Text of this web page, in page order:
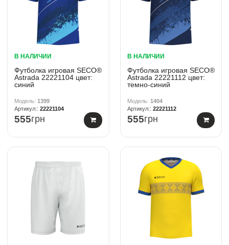
В НАЛИЧИИ
Футболка игровая SECO®
Astrada 22221104 цвет:
синий
1399
22221104
555грн
В НАЛИЧИИ
Футболка игровая SECO®
Astrada 22221112 цвет:
темно-синий
1404
22221112
555грн